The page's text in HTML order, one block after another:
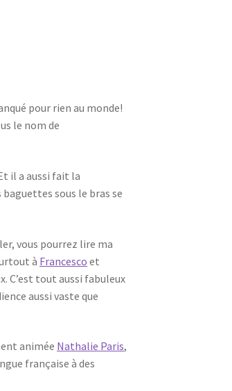
pour rien au monde!
le nom de
il a aussi fait la
sous le bras se
vous pourrez lire ma
à Francesco et
C’est tout aussi fabuleux
aussi vaste que
animée Nathalie Paris,
française à des